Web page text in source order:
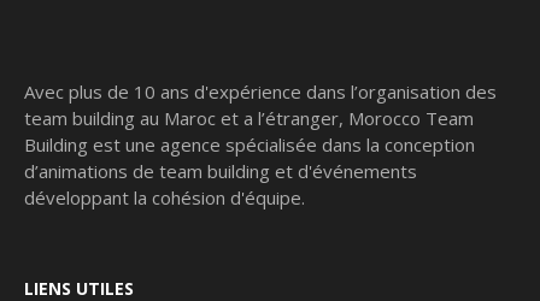
Avec plus de 10 ans d'expérience dans l’organisation des
team building au Maroc et a l’étranger, Morocco Team
Building est une agence spécialisée dans la conception
d’animations de team building et d'événements
développant la cohésion d'équipe.
LIENS UTILES